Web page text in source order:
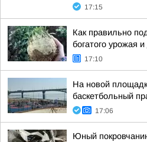
17:15
Как правильно
богатого урожая
17:10
На новой
баскетбольный
17:06
Юный